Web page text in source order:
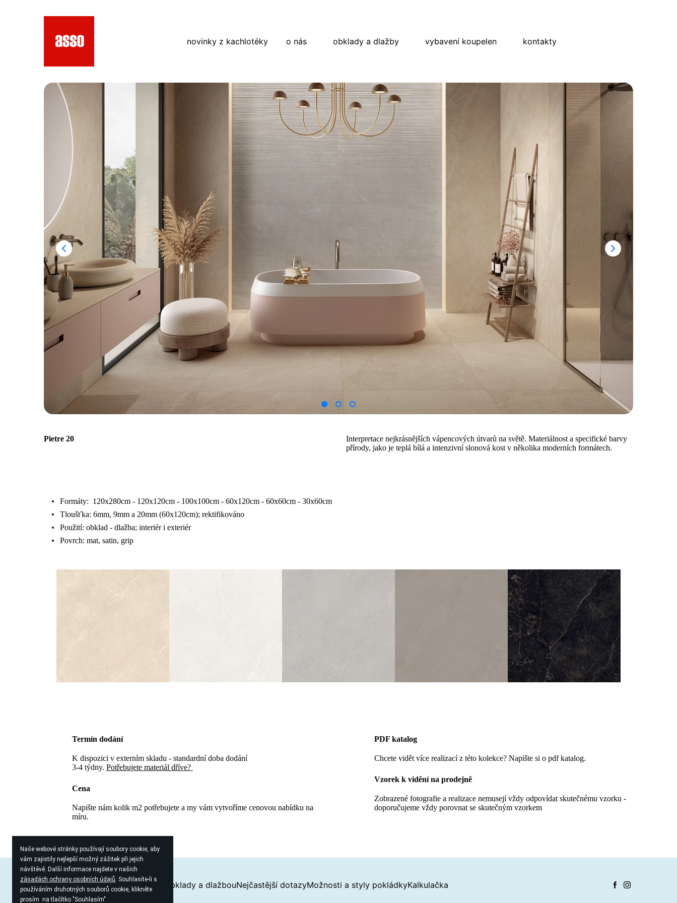
Naše webové stránky používají soubory cookie, aby
vám zajistily nejlepší možný zážitek při jejich
návštěvě. Další informace najdete v našich
zásadách ochrany osobních údajů. Souhlasíte-li s
používáním druhotných souborů cookie, klikněte
prosím na tlačítko "Souhlasím"
novinky z kachlotéky o nás obklady a dlažby vybavení koupelen kontakty
Pietre 20
Interpretace nejkrásnějších vápencových útvarů na světě. Materiálnost a specifické barvy
přírody, jako je teplá bílá a intenzivní slonová kost v několika moderních formátech.
Formáty: 120x280cm - 120x120cm - 100x100cm - 60x120cm - 60x60cm - 30x60cm
Tloušťka: 6mm, 9mm a 20mm (60x120cm); rektifikováno
Použití: obklad - dlažba; interiér i exteriér
Povrch: mat, satin, grip
Termín dodání
K dispozici v externím skladu - standardní doba dodání
3-4 týdny. Potřebujete materiál dříve?
Cena
Napište nám kolik m2 potřebujete a my vám vytvoříme cenovou nabídku na
míru.
PDF katalog
Chcete vidět více realizací z této kolekce? Napište si o pdf katalog.
Vzorek k vidění na prodejně
Zobrazené fotografie a realizace nemusejí vždy odpovídat skutečnému vzorku -
doporučujeme vždy porovnat se skutečným vzorkem
Proč zvolit keramiku?Průvodce obklady a dlažbouNejčastější dotazyMožnosti a styly pokládkyKalkulačka